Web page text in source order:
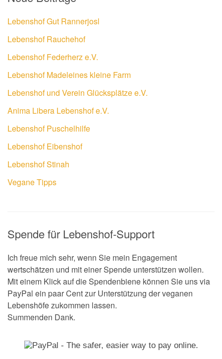
Lebenshof Gut Rannerjosl
Lebenshof Rauchehof
Lebenshof Federherz e.V.
Lebenshof Madeleines kleine Farm
Lebenshof und Verein Glücksplätze e.V.
Anima Libera Lebenshof e.V.
Lebenshof Puschelhilfe
Lebenshof Eibenshof
Lebenshof Stinah
Vegane Tipps
Spende für Lebenshof-Support
Ich freue mich sehr, wenn Sie mein Engagement
wertschätzen und mit einer Spende unterstützen wollen.
Mit einem Klick auf die Spendenbiene können Sie uns via
PayPal ein paar Cent zur Unterstützung der veganen
Lebenshöfe zukommen lassen.
Summenden Dank.